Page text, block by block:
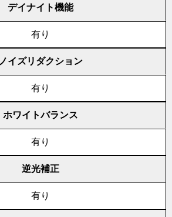
デイナイト機能
有り
ノイズリダクション
有り
ホワイトバランス
有り
逆光補正
有り